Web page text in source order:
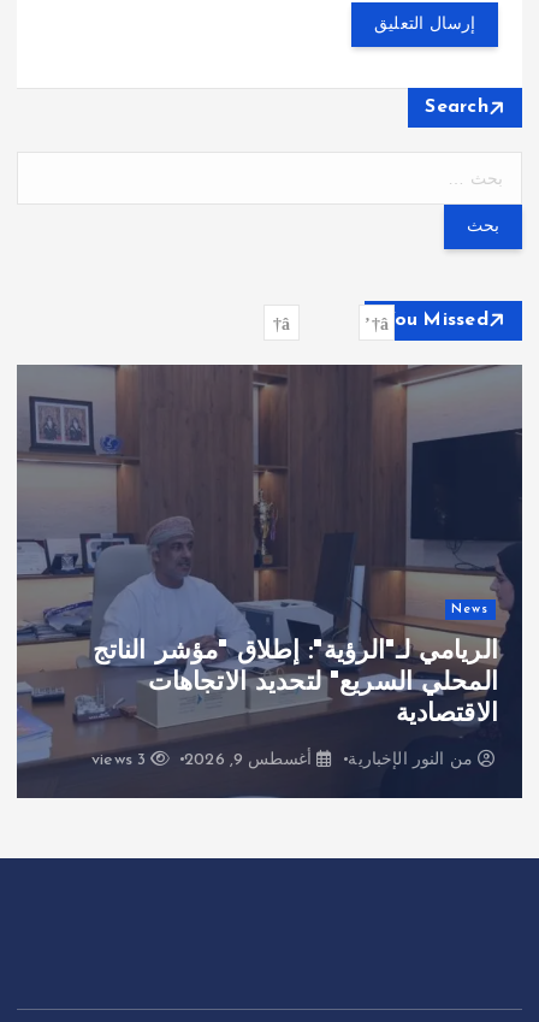
Search
ح
ع
You Missed
News
الريامي لـ"الرؤية": إطلاق "مؤشر الناتج
المحلي السريع" لتحديد الاتجاهات
الاقتصادية
من النور الإخبارية أغسطس 9, 2026 3 views